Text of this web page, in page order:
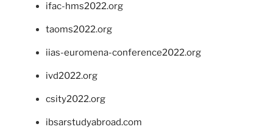
ifac-hms2022.org
taoms2022.org
iias-euromena-conference2022.org
ivd2022.org
csity2022.org
ibsarstudyabroad.com